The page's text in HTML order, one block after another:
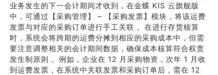
业务发生的下一会计期间才收到，在金蝶 KIS 云旗舰版
中，可通过【采购管理】 – 【采购发票】模块，将该运费
发票与对应的采购订单进行手工关联 。在进行存货核算
时，系统会将跨期的运费分摊到相应的采购成本中，但需
要注意调整相关的会计期间数据，确保成本核算符合权责
发生制原则 。例如，企业在 12 月采购物资，次年 1 月收
到运费发票，在系统中关联发票和采购订单后，需在 12